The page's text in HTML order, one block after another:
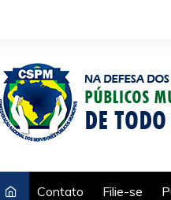
Contato Filie-se